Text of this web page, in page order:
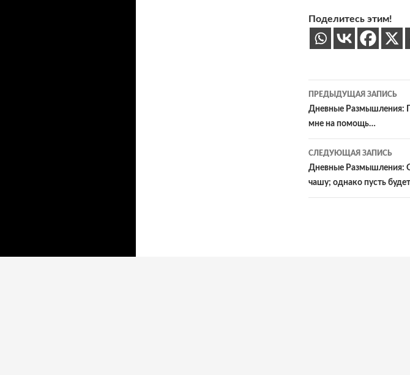
Поделитесь этим!
Навигация
по
записям
ПРЕДЫДУЩАЯ ЗАПИСЬ
Дневные Размышления:
мне на помощь…
СЛЕДУЮЩАЯ ЗАПИСЬ
Дневные Размышления:
чашу; однако пусть